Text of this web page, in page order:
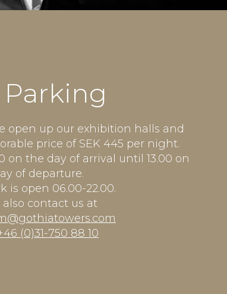
Parking
open up our exhibition halls and
price of SEK 445 per night.
on the day of arrival until 13.00 on
of departure.
is open 06.00-22.00.
also contact us at
(0)31-750 88 10